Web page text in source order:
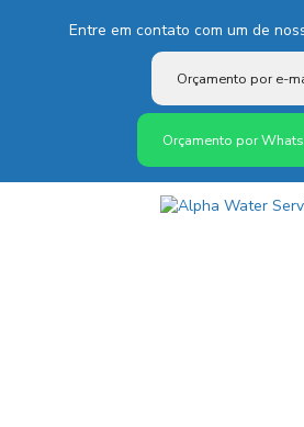
Entre em contato com um de
Orçamento por e-
Orçamento por